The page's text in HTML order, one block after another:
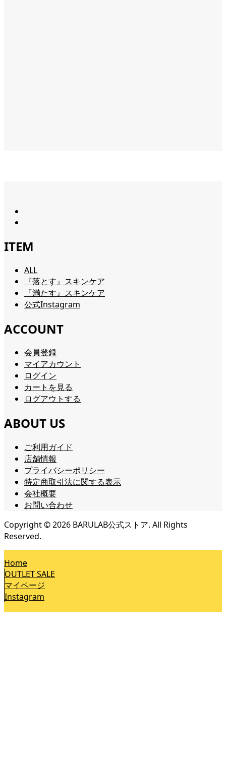
ITEM
ALL
『落とす』スキンケア
『満たす』スキンケア
公式Instagram
ACCOUNT
会員登録
マイアカウント
ログイン
カートを見る
ログアウトする
ABOUT US
ご利用ガイド
店舗情報
プライバシーポリシー
特定商取引法に関する表示
会社概要
お問い合わせ
Copyright ©2026 BARULAB公式ストア. All Rights
Reserved.
Home
OUTLET SALE
マイページ
Instagram